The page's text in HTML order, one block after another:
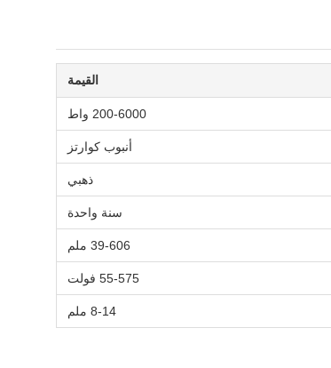
القيمة
200-6000 واط
أنبوب كوارتز
ذهبي
سنة واحدة
39-606 ملم
55-575 فولت
8-14 ملم